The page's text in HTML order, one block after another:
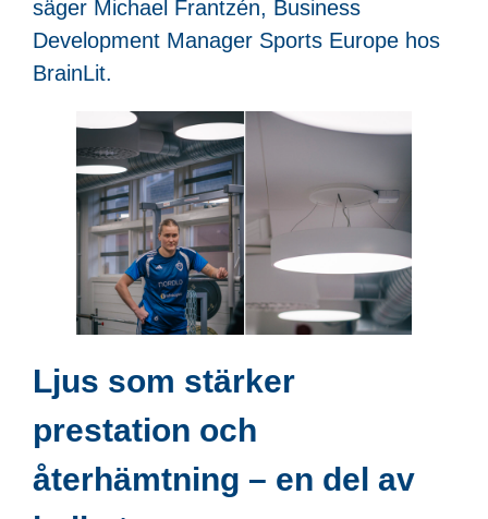
säger Michael Frantzén, Business
Development Manager Sports Europe hos
BrainLit.
Ljus som stärker
prestation och
återhämtning – en del av